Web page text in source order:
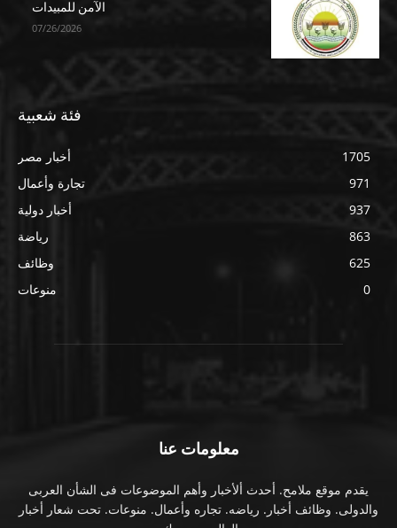
الآمن للمبيدات
07/26/2026
فئة شعبية
أخبار مصر
1705
تجارة وأعمال
971
أخبار دولية
937
رياضة
863
وظائف
625
منوعات
0
معلومات عنا
يقدم موقع ملامح. أحدث ألأخبار وأهم الموضوعات فى الشأن العربى
والدولى. وظائف أخبار. رياضه. تجاره وأعمال. منوعات. تحت شعار أخبار